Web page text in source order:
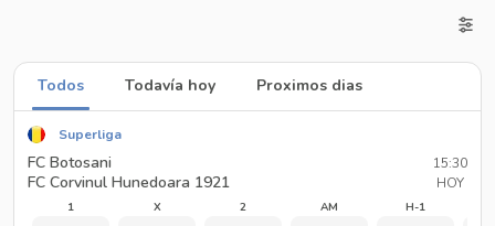
Todos Todavía hoy Proximos dias
Superliga
FC Botosani
FC Corvinul Hunedoara 1921
15:30
HOY
1 X 2 AM H-1